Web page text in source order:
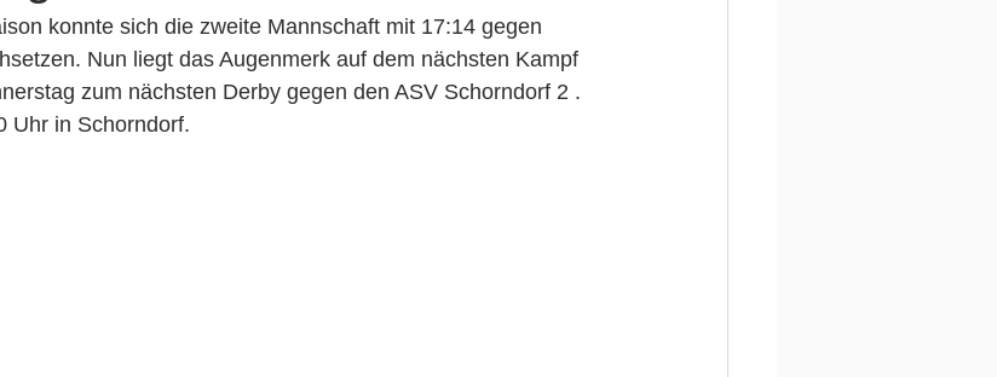
konnte sich die zweite Mannschaft mit 17:14 gegen
Nun liegt das Augenmerk auf dem nächsten Kampf
zum nächsten Derby gegen den ASV Schorndorf 2 .
Uhr in Schorndorf.